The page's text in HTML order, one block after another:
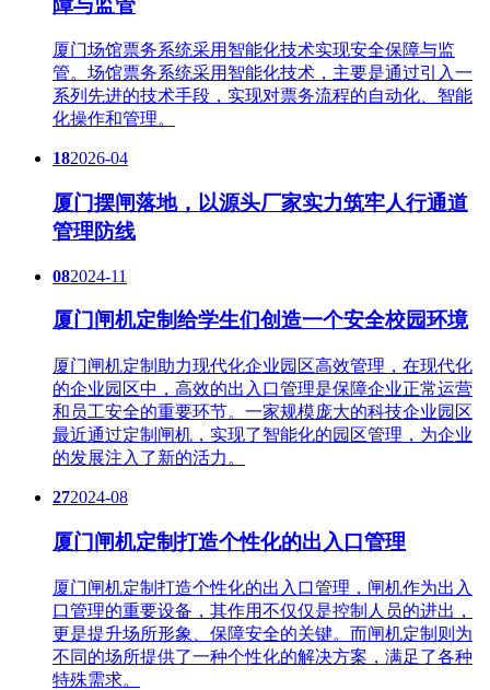
厦门场馆票务系统采用智能化技术实现安全保障与监
管。场馆票务系统采用智能化技术，主要是通过引入一
系列先进的技术手段，实现对票务流程的自动化、智能
化操作和管理。
182026-04
厦门摆闸落地，以源头厂家实力筑牢人行通道
管理防线
082024-11
厦门闸机定制给学生们创造一个安全校园环境
厦门闸机定制助力现代化企业园区高效管理，在现代化
的企业园区中，高效的出入口管理是保障企业正常运营
和员工安全的重要环节。一家规模庞大的科技企业园区
最近通过定制闸机，实现了智能化的园区管理，为企业
的发展注入了新的活力。
272024-08
厦门闸机定制打造个性化的出入口管理
厦门闸机定制打造个性化的出入口管理，闸机作为出入
口管理的重要设备，其作用不仅仅是控制人员的进出，
更是提升场所形象、保障安全的关键。而闸机定制则为
不同的场所提供了一种个性化的解决方案，满足了各种
特殊需求。